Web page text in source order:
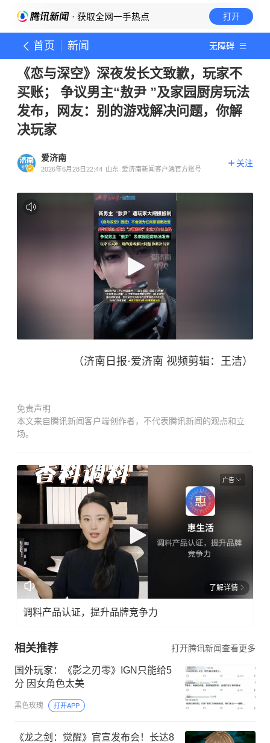
· 获取全网一手热点 打开
首页 新闻 无障碍
《恋与深空》深夜发长文致歉，玩家不
买账； 争议男主“敖尹 ”及家园厨房玩法
发布，网友：别的游戏解决问题，你解
决玩家
爱济南
2026年6月28日22:44 山东 爱济南新闻客户端官方账号
关注
（济南日报·爱济南 视频剪辑：王洁）
免责声明
本文来自腾讯新闻客户端创作者，不代表腾讯新闻的观点和立
场。
广告
了解详情
调料产品认证，提升品牌竞争力
相关推荐 打开腾讯新闻查看更多
国外玩家：《影之刃零》IGN只能给5
分 因女角色太美
黑色玫瑰 打开APP
《龙之剑：觉醒》官宣发布会！长达8